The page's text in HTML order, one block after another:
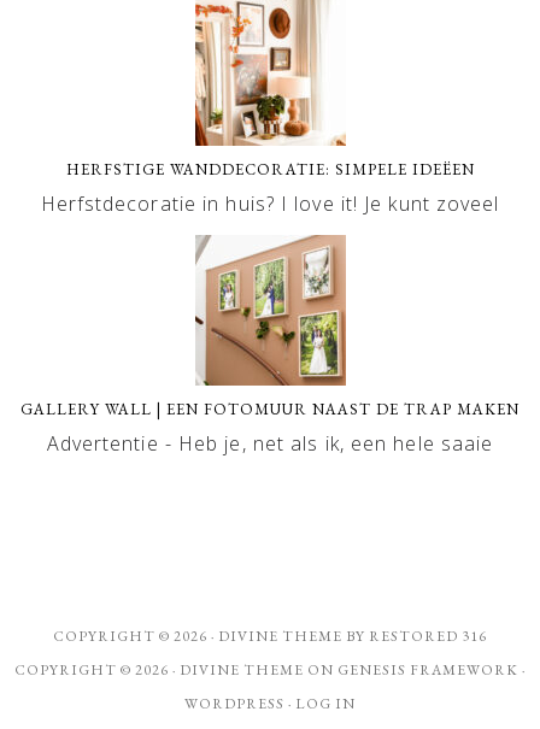
HERFSTIGE WANDDECORATIE: SIMPELE IDEËEN
Herfstdecoratie in huis? I love it! Je kunt zoveel
GALLERY WALL | EEN FOTOMUUR NAAST DE TRAP MAKEN
Advertentie - Heb je, net als ik, een hele saaie
COPYRIGHT © 2026 · DIVINE THEME BY RESTORED 316
COPYRIGHT © 2026 · DIVINE THEME ON GENESIS FRAMEWORK ·
WORDPRESS · LOG IN